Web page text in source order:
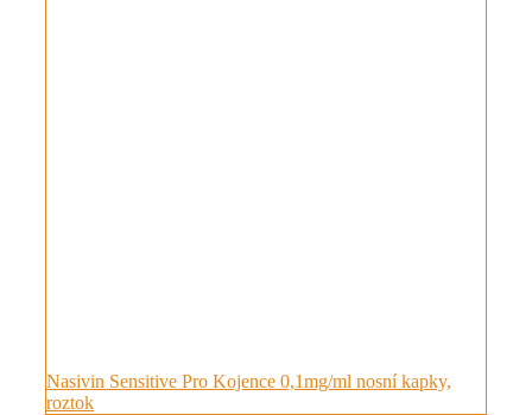
Nasivin Sensitive Pro Kojence 0,1mg/ml nosní kapky,
roztok